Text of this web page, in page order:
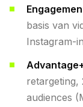
basis van
Instagram-
retargeting,
audiences